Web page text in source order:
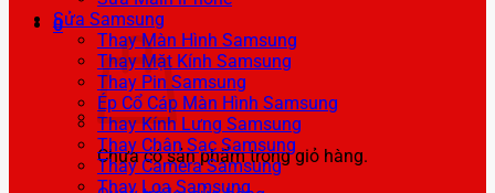
0
Chưa có sản phẩm trong giỏ hàng.
Sửa Samsung
Thay Màn Hình Samsung
Thay Mặt Kính Samsung
Thay Pin Samsung
Ép Cổ Cáp Màn Hình Samsung
Thay Kính Lưng Samsung
Thay Chân Sạc Samsung
Thay Camera Samsung
Thay Loa Samsung